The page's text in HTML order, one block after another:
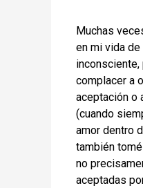
Muchas
en mi vida
inconsciente,
complacer a
aceptación o
(cuando
amor dentro
también
no
aceptadas